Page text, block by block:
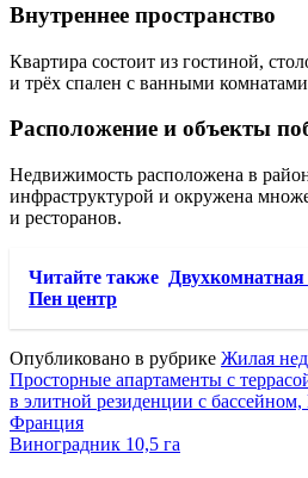
Внутреннее пространство
Квартира состоит из гостиной,
и трёх спален с ванными
Расположение и объекты
Недвижимость расположена в
инфраструктурой и окружена
и ресторанов.
Читайте также
Пен центр
Опубликовано в рубрике Жилая
Навигация
по
записям
Просторные апартаменты с
в элитной резиденции с
Франция
Виноградник 10,5 га